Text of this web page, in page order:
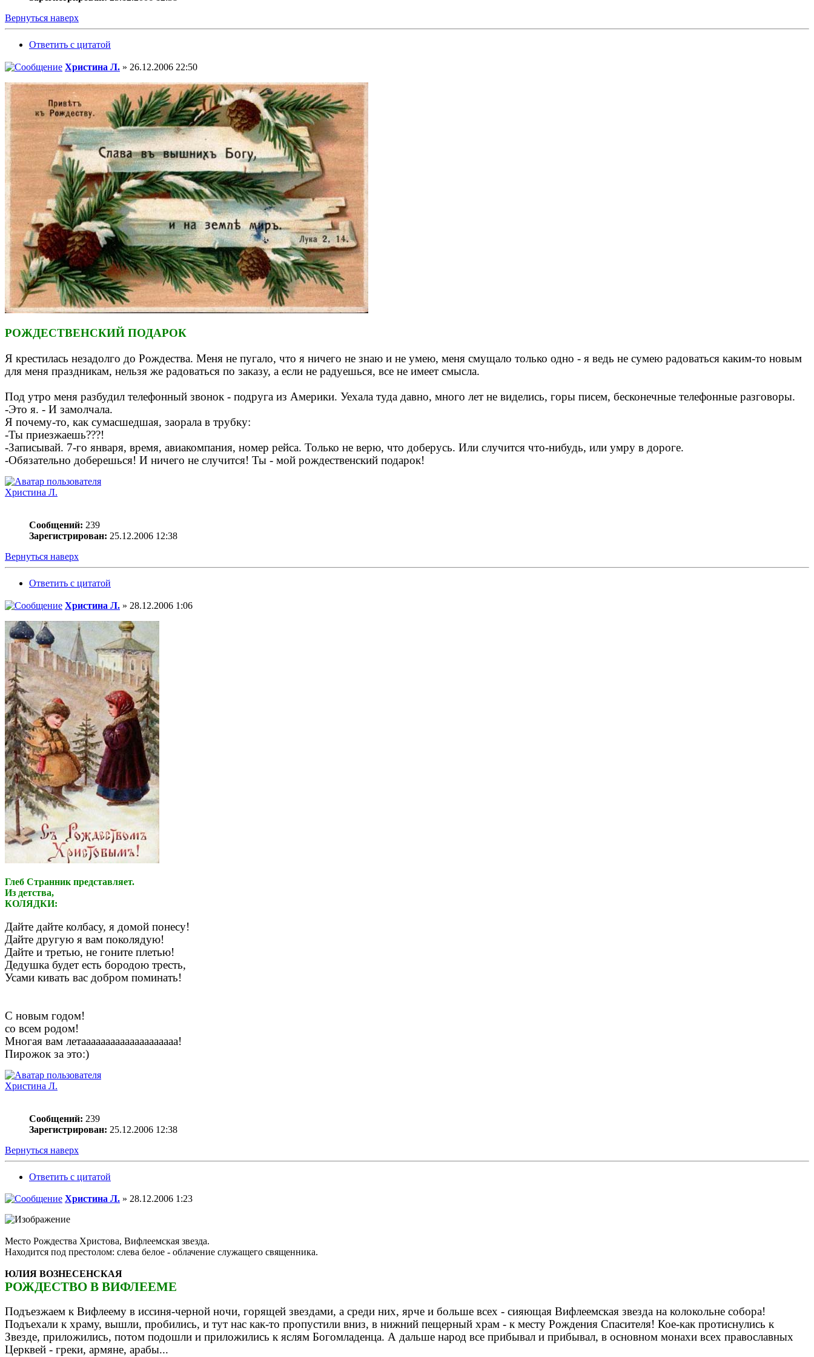
Вернуться наверх
Ответить с цитатой
Христина Л. » 26.12.2006 22:50
РОЖДЕСТВЕНСКИЙ ПОДАРОК
Я крестилась незадолго до Рождества. Меня не пугало, что я ничего не знаю и не умею, меня смущало только одно - я ведь не сумею радоваться каким-то новым
для меня праздникам, нельзя же радоваться по заказу, а если не радуешься, все не имеет смысла.
Под утро меня разбудил телефонный звонок - подруга из Америки. Уехала туда давно, много лет не виделись, горы писем, бесконечные телефонные разговоры.
-Это я. - И замолчала.
Я почему-то, как сумасшедшая, заорала в трубку:
-Ты приезжаешь???!
-Записывай. 7-го января, время, авиакомпания, номер рейса. Только не верю, что доберусь. Или случится что-нибудь, или умру в дороге.
-Обязательно доберешься! И ничего не случится! Ты - мой рождественский подарок!
Христина Л.
Сообщений: 239
Зарегистрирован: 25.12.2006 12:38
Вернуться наверх
Ответить с цитатой
Христина Л. » 28.12.2006 1:06
Глеб Странник представляет.
Из детства,
КОЛЯДКИ:
Дайте дайте колбасу, я домой понесу!
Дайте другую я вам поколядую!
Дайте и третью, не гоните плетью!
Дедушка будет есть бородою тресть,
Усами кивать вас добром поминать!
С новым годом!
со всем родом!
Многая вам летаааааааааааааааааааа!
Пирожок за это:)
Христина Л.
Сообщений: 239
Зарегистрирован: 25.12.2006 12:38
Вернуться наверх
Ответить с цитатой
Христина Л. » 28.12.2006 1:23
Место Рождества Христова, Вифлеемская звезда.
Находится под престолом: слева белое - облачение служащего священника.
ЮЛИЯ ВОЗНЕСЕНСКАЯ
РОЖДЕСТВО В ВИФЛЕЕМЕ
Подъезжаем к Вифлеему в иссиня-черной ночи, горящей звездами, а среди них, ярче и больше всех - сияющая Вифлеемская звезда на колокольне собора!
Подъехали к храму, вышли, пробились, и тут нас как-то пропустили вниз, в нижний пещерный храм - к месту Рождения Спасителя! Кое-как протиснулись к
Звезде, приложились, потом подошли и приложились к яслям Богомладенца. А дальше народ все прибывал и прибывал, в основном монахи всех православных
Церквей - греки, армяне, арабы...